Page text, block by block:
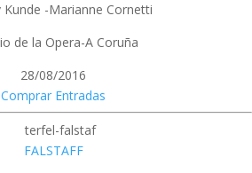
Kunde -Marianne Cornetti
de la Opera-A Coruña
28/08/2016
Comprar Entradas
FALSTAFF